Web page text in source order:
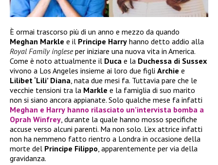
È ormai trascorso più di un anno e mezzo da quando
Meghan Markle e il Principe Harry hanno detto addio alla
Royal Family ingleseper iniziare una nuova vita in America.
Come è noto attualmente il Duca e la Duchessa di Sussex
vivono a Los Angeles insieme ai loro due figli Archie e
Lilibet ‘Lili’ Diana, nata due mesi fa. Tuttavia pare che le
vecchie tensioni tra la Markle e la famiglia di suo marito
non si siano ancora appianate. Solo qualche mese fa infatti
Meghan e Harry hanno rilasciato un’intervista bomba a
Oprah Winfrey, durante la quale hanno mosso specifiche
accuse verso alcuni parenti. Ma non solo. L’ex attrice infatti
non ha nemmeno fatto rientro a Londra in occasione della
morte del Principe Filippo, apparentemente per via della
gravidanza.